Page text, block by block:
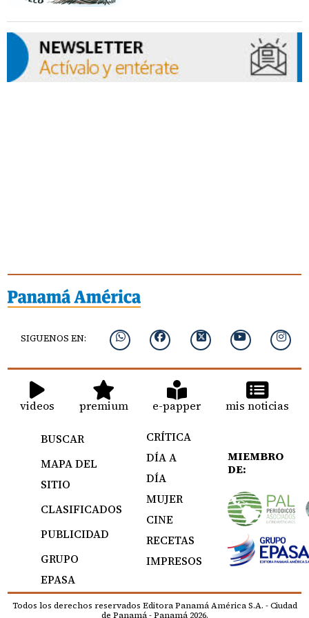
SIGUENOS EN:
videos premium e-papper mis noticias
BUSCAR
MAPA DEL
SITIO
CLASIFICADOS
PUBLICIDAD
GRUPO
EPASA
CRÍTICA
DÍA A
DÍA
MUJER
CINE
RECETAS
IMPRESOS
MIEMBRO
DE:
Todos los derechos reservados Editora Panamá América S.A. - Ciudad
de Panamá - Panamá 2026.